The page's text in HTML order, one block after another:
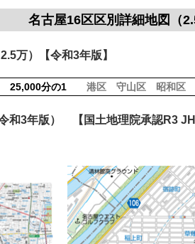
名古屋16区区別詳細地図（
2.5万）【令和3年版】
25,000分の1 港区 守山区 昭和区
令和3年版） 【国土地理院承認R3